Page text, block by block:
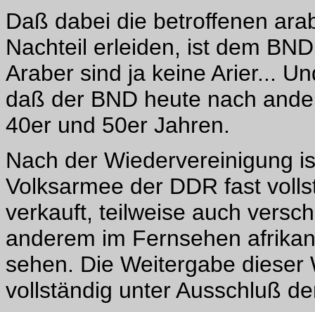
Daß dabei die betroffenen
Nachteil erleiden, ist dem
Araber sind ja keine Arier...
daß der BND heute nach
40er und 50er Jahren.
Nach der Wiedervereinigung
Volksarmee der DDR fast
verkauft, teilweise auch
anderem im Fernsehen
sehen. Die Weitergabe
vollständig unter Ausschluß